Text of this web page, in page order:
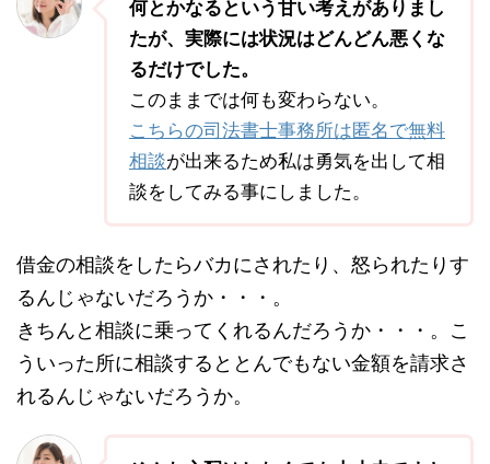
何とかなるという甘い考えがありまし
たが、実際には状況はどんどん悪くな
るだけでした。
このままでは何も変わらない。
こちらの司法書士事務所は匿名で無料
相談が出来るため私は勇気を出して相
談をしてみる事にしました。
借金の相談をしたらバカにされたり、怒られたりす
るんじゃないだろうか・・・。
きちんと相談に乗ってくれるんだろうか・・・。こ
ういった所に相談するととんでもない金額を請求さ
れるんじゃないだろうか。